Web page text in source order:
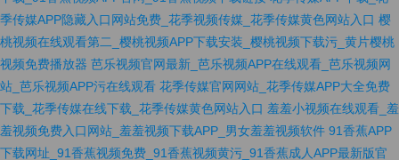
季传媒APP隐藏入口网站免费_花季视频传媒_花季传媒黄色网站入口 樱
桃视频在线观看第二_樱桃视频APP下载安装_樱桃视频下载污_黄片樱桃
视频免费播放器 芭乐视频官网最新_芭乐视频APP在线观看_芭乐视频网
站_芭乐视频APP污在线观看 花季传媒官网网站_花季传媒APP大全免费
下载_花季传媒在线下载_花季传媒黄色网站入口 羞羞小视频在线观看_羞
羞视频免费入口网站_羞羞视频下载APP_男女羞羞视频软件 91香蕉APP
下载网址_91香蕉视频免费_91香蕉视频黄污_91香蕉成人APP最新版官